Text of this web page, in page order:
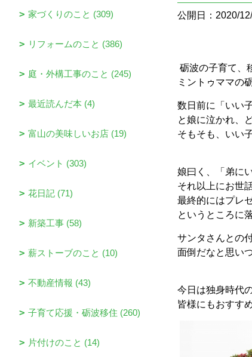
公開日：2020/
砺波の子育て、
ミントゥママの
数日前に「いい
と娘に泣かれ、
そもそも、いい
娘曰く、「弟に
それ以上にお世
最終的にはプレ
というところに
サンタさんとの
面倒だなと思い
今日は独身時代
皆様にもおすす
家づくりのこと (309)
リフォームのこと (386)
庭・外構工事のこと (245)
最近読んだ本 (4)
富山の美味しいお店 (19)
イベント (303)
花日記 (71)
新築工事 (58)
薪ストーブのこと (10)
不動産情報 (43)
子育て応援・砺波移住 (260)
片付けのこと (14)